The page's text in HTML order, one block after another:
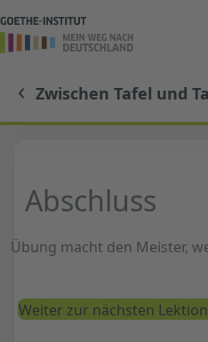
Zwischen Tafel und
Abschluss
Übung macht den Meister,
Weiter zur nächsten